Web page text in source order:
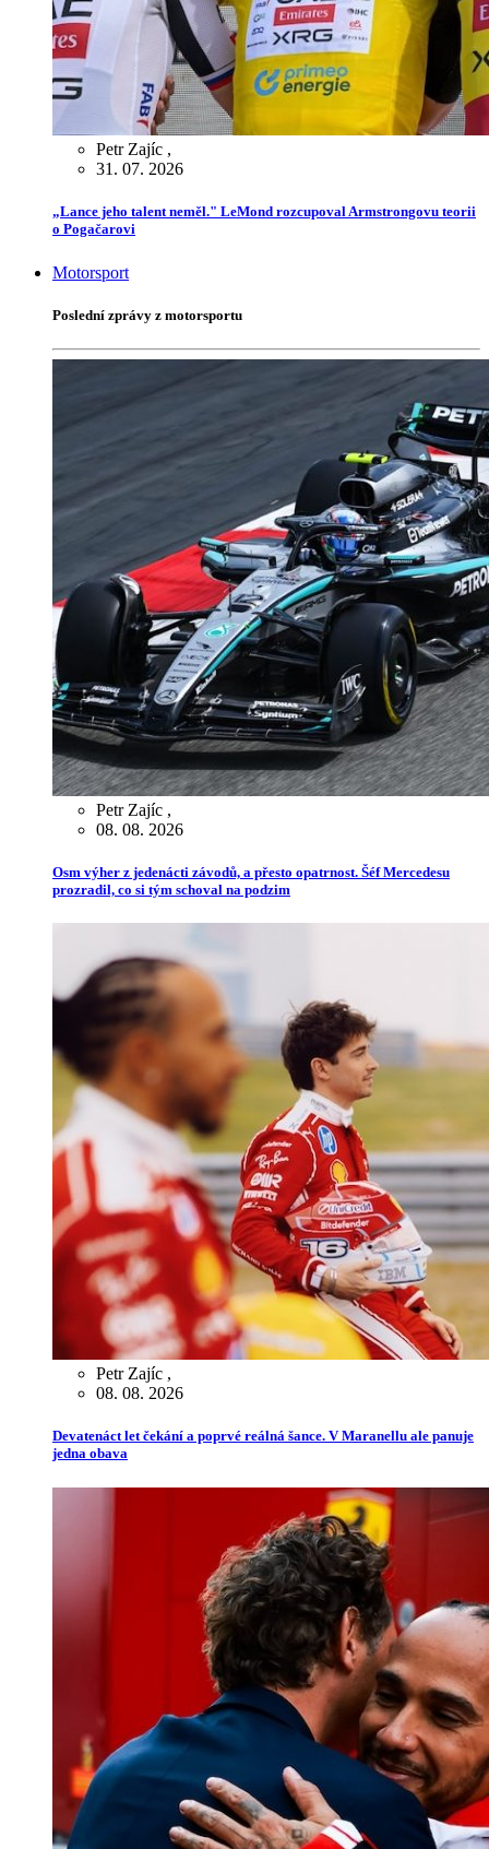
Petr Zajíc ,
31. 07. 2026
„Lance jeho talent neměl." LeMond rozcupoval Armstrongovu teorii
o Pogačarovi
Motorsport
Poslední zprávy z motorsportu
Petr Zajíc ,
08. 08. 2026
Osm výher z jedenácti závodů, a přesto opatrnost. Šéf Mercedesu
prozradil, co si tým schoval na podzim
Petr Zajíc ,
08. 08. 2026
Devatenáct let čekání a poprvé reálná šance. V Maranellu ale panuje
jedna obava